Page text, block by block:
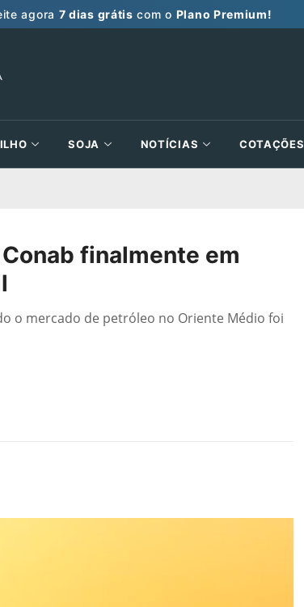
agora 7 dias grátis com o Plano Premium!
SOJA NOTÍCIAS COTAÇÕES
finalmente em
o mercado de petróleo no Oriente Médio foi